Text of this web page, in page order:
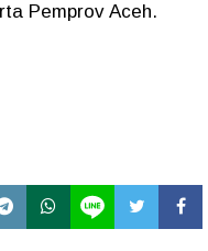
Pemprov Aceh.